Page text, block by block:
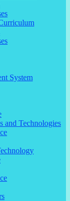
System
and Technologies